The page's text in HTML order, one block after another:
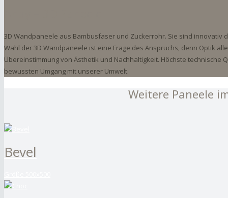
3D Wandpaneele aus Bambusfaser und Zuckerrohr. Sie sind
Wahl der 3D Wandpaneele ist eine Frage des Anspruchs, denn Optik
Übereinstimmung von Ästhetik und Nachhaltigkeit. Höchste
bewussten Umgang mit unserer Umwelt.
Weitere Paneele
Bevel